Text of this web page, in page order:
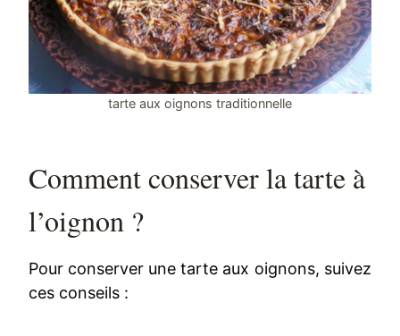
tarte aux oignons traditionnelle
Comment conserver la tarte à
l’oignon ?
Pour conserver une tarte aux oignons, suivez
ces conseils :